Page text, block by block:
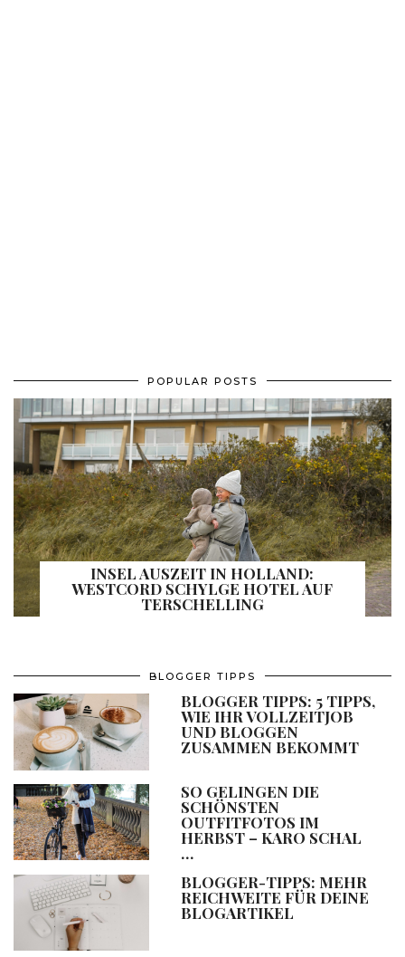
POPULAR POSTS
INSEL AUSZEIT IN HOLLAND:
WESTCORD SCHYLGE HOTEL AUF
TERSCHELLING
BLOGGER TIPPS
BLOGGER TIPPS: 5 TIPPS,
WIE IHR VOLLZEITJOB
UND BLOGGEN
ZUSAMMEN BEKOMMT
SO GELINGEN DIE
SCHÖNSTEN
OUTFITFOTOS IM
HERBST – KARO SCHAL
…
BLOGGER-TIPPS: MEHR
REICHWEITE FÜR DEINE
BLOGARTIKEL